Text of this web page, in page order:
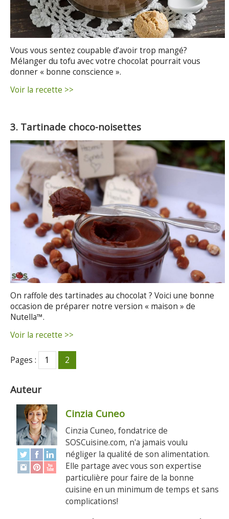
Vous vous sentez coupable d’avoir trop mangé?
Mélanger du tofu avec votre chocolat pourrait vous
donner « bonne conscience ».
Voir la recette >>
3. Tartinade choco-noisettes
On raffole des tartinades au chocolat ? Voici une bonne
occasion de préparer notre version « maison » de
Nutella™.
Voir la recette >>
Pages : 1 2
Auteur
Cinzia Cuneo
Cinzia Cuneo, fondatrice de
SOSCuisine.com, n'a jamais voulu
négliger la qualité de son alimentation.
Elle partage avec vous son expertise
particulière pour faire de la bonne
cuisine en un minimum de temps et sans
complications!